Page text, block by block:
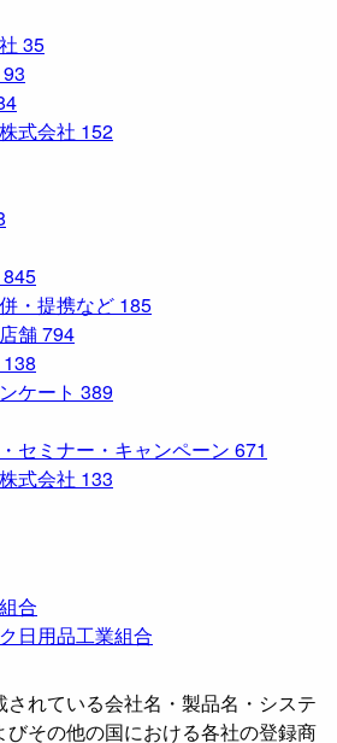
35
93
式会社 152
845
・提携など 185
舗794
138
ケート 389
セミナー・キャンペーン 671
式会社 133
合
日用品工業組合
れている会社名・製品名・システ
びその他の国における各社の登録商